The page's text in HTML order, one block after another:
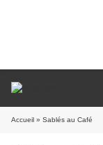
Accueil » Sablés au Café